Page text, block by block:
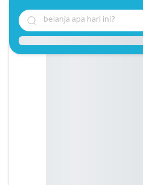
belanja apa hari ini?